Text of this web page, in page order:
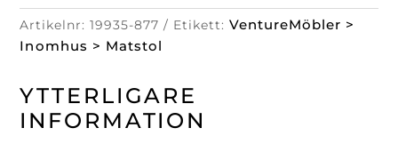
Artikelnr:19935-877 Etikett: VentureMöbler >
Inomhus > Matstol
YTTERLIGARE
INFORMATION